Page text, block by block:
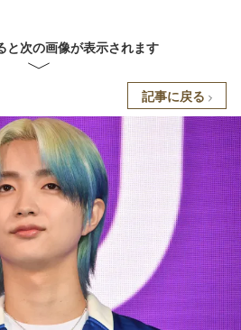
と次の画像が表示されます
記事に戻る